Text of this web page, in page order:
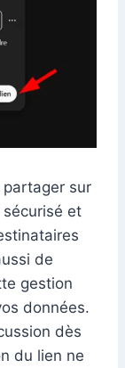
partager sur
sécurisé et
de
gestion
données.
dès
du lien ne